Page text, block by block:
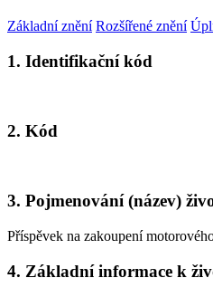
Základní znění Rozšířené znění
1. Identifikační kód
2. Kód
3. Pojmenování (název)
Příspěvek na zakoupení
4. Základní informace k